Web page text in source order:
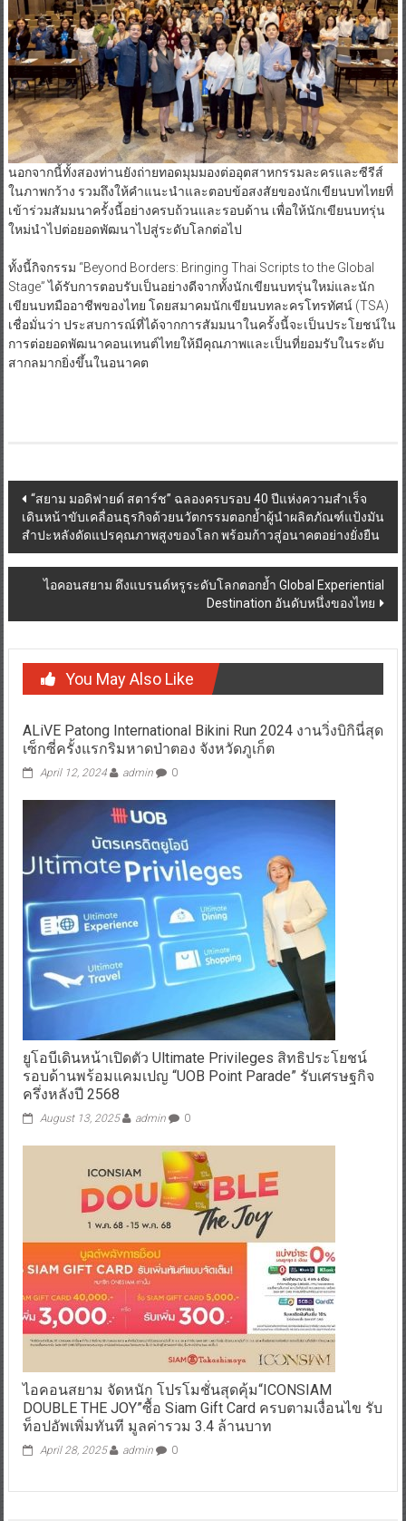
นอกจากนี้ทั้งสองท่านยังถ่ายทอดมุมมองต่ออุตสาหกรรมละครและซีรีส์
ในภาพกว้าง รวมถึงให้คำแนะนำและตอบข้อสงสัยของนักเขียนบทไทยที่
เข้าร่วมสัมมนาครั้งนี้อย่างครบถ้วนและรอบด้าน เพื่อให้นักเขียนบทรุ่น
ใหม่นำไปต่อยอดพัฒนาไปสู่ระดับโลกต่อไป
ทั้งนี้กิจกรรม “Beyond Borders: Bringing Thai Scripts to the Global
Stage” ได้รับการตอบรับเป็นอย่างดีจากทั้งนักเขียนบทรุ่นใหม่และนัก
เขียนบทมืออาชีพของไทย โดยสมาคมนักเขียนบทละครโทรทัศน์ (TSA)
เชื่อมั่นว่า ประสบการณ์ที่ได้จากการสัมมนาในครั้งนี้จะเป็นประโยชน์ใน
การต่อยอดพัฒนาคอนเทนต์ไทยให้มีคุณภาพและเป็นที่ยอมรับในระดับ
สากลมากยิ่งขึ้นในอนาคต
Post
navigation
“สยาม มอดิฟายด์ สตาร์ช” ฉลองครบรอบ 40 ปีแห่งความสำเร็จ
เดินหน้าขับเคลื่อนธุรกิจด้วยนวัตกรรมตอกย้ำผู้นำผลิตภัณฑ์แป้งมัน
สำปะหลังดัดแปรคุณภาพสูงของโลก พร้อมก้าวสู่อนาคตอย่างยั่งยืน
ไอคอนสยาม ดึงแบรนด์หรูระดับโลกตอกย้ำ Global Experiential
Destination อันดับหนึ่งของไทย
You May Also Like
ALiVE Patong International Bikini Run 2024 งานวิ่งบิกินี่สุด
เซ็กซี่ครั้งแรกริมหาดป่าตอง จังหวัดภูเก็ต
April 12, 2024 admin 0
ยูโอบีเดินหน้าเปิดตัว Ultimate Privileges สิทธิประโยชน์
รอบด้านพร้อมแคมเปญ “UOB Point Parade” รับเศรษฐกิจ
ครึ่งหลังปี 2568
August 13, 2025 admin 0
ไอคอนสยาม จัดหนัก โปรโมชั่นสุดคุ้ม“ICONSIAM
DOUBLE THE JOY”ซื้อ Siam Gift Card ครบตามเงื่อนไข รับ
ท็อปอัพเพิ่มทันที มูลค่ารวม 3.4 ล้านบาท
April 28, 2025 admin 0